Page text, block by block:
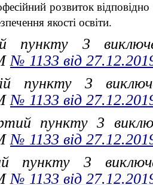
розвиток
якості освіти.
пункту 3
№ 1133 від
пункту 3
№ 1133 від
пункту 3
№ 1133 від
пункту 3
№ 1133 від